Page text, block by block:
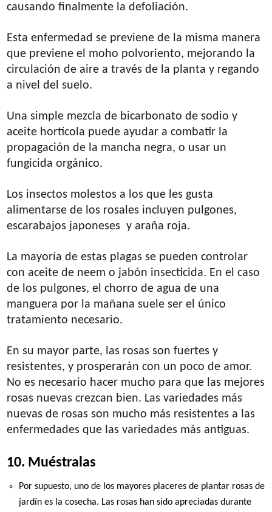
causando finalmente la defoliación.
Esta enfermedad se previene de la misma manera
que previene el moho polvoriento, mejorando la
circulación de aire a través de la planta y regando
a nivel del suelo.
Una simple mezcla de bicarbonato de sodio y
aceite hortícola puede ayudar a combatir la
propagación de la mancha negra, o usar un
fungicida orgánico.
Los insectos molestos a los que les gusta
alimentarse de los rosales incluyen pulgones,
escarabajos japoneses y araña roja.
La mayoría de estas plagas se pueden controlar
con aceite de neem o jabón insecticida. En el caso
de los pulgones, el chorro de agua de una
manguera por la mañana suele ser el único
tratamiento necesario.
En su mayor parte, las rosas son fuertes y
resistentes, y prosperarán con un poco de amor.
No es necesario hacer mucho para que las mejores
rosas nuevas crezcan bien. Las variedades más
nuevas de rosas son mucho más resistentes a las
enfermedades que las variedades más antiguas.
10. Muéstralas
Por supuesto, uno de los mayores placeres de plantar rosas de
jardín es la cosecha. Las rosas han sido apreciadas durante